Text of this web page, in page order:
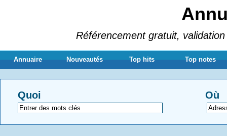
Référencement gratuit,
Annuaire Nouveautés Top hits Top notes
Quoi Où